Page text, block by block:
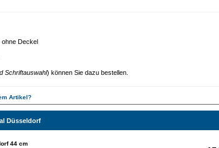
ohne Deckel
Schriftauswahl) können Sie dazu bestellen.
Artikel?
Düsseldorf
44 cm